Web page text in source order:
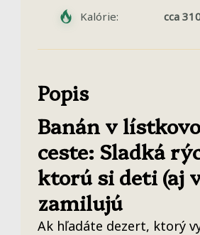
Kalórie: cca
Popis
Banán v
ceste: Sladká
ktorú si deti (aj
zamilujú
Ak hľadáte dezert, ktorý